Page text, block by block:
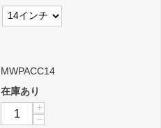
MWPACC14
在庫あり
+
−